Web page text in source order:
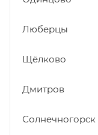
Люберцы
Щёлково
Дмитров
Солнечногорск